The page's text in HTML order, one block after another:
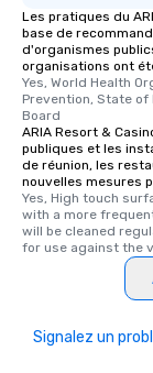
Les pratiques du
base de
d'organismes
organisations ont
Yes, World Health
Prevention, State of
Board
ARIA Resort &
publiques et les
de réunion, les
nouvelles mesures
Yes, High touch
with a more
will be cleaned
for use against the
Signalez un